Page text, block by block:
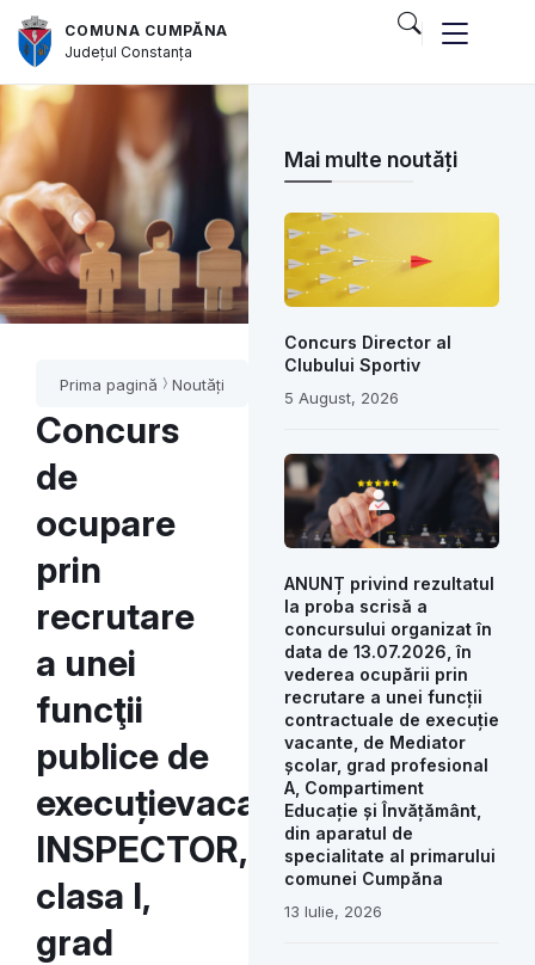
COMUNA CUMPĂNA
JudețulConstanța
Prima pagină Noutăți
Concurs
de
ocupare
prin
recrutare
a unei
funcţii
publice de
execuțievacante:
INSPECTOR,
clasa I,
grad
Mai multe noutăți
Concurs Director al
Clubului Sportiv
5 August, 2026
ANUNȚ privind rezultatul
la proba scrisă a
concursului organizat în
data de 13.07.2026, în
vederea ocupării prin
recrutare a unei funcții
contractuale de execuție
vacante, de Mediator
școlar, grad profesional
A, Compartiment
Educație și Învățământ,
din aparatul de
specialitate al primarului
comunei Cumpăna
13 Iulie, 2026